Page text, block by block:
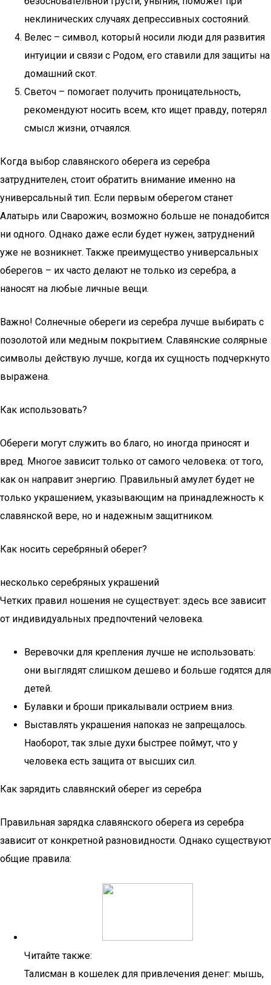
неклинических случаях депрессивных состояний.
Велес – символ, который носили люди для развития
интуиции и связи с Родом, его ставили для защиты на
домашний скот.
Светоч – помогает получить проницательность,
рекомендуют носить всем, кто ищет правду, потерял
смысл жизни, отчаялся.
Когда выбор славянского оберега из серебра
затруднителен, стоит обратить внимание именно на
универсальный тип. Если первым оберегом станет
Алатырь или Сварожич, возможно больше не понадобится
ни одного. Однако даже если будет нужен, затруднений
уже не возникнет. Также преимущество универсальных
оберегов – их часто делают не только из серебра, а
наносят на любые личные вещи.
Важно! Солнечные обереги из серебра лучше выбирать с
позолотой или медным покрытием. Славянские солярные
символы действую лучше, когда их сущность подчеркнуто
выражена.
Как использовать?
Обереги могут служить во благо, но иногда приносят и
вред. Многое зависит только от самого человека: от того,
как он направит энергию. Правильный амулет будет не
только украшением, указывающим на принадлежность к
славянской вере, но и надежным защитником.
Как носить серебряный оберег?
несколько серебряных украшений
Четких правил ношения не существует: здесь все зависит
от индивидуальных предпочтений человека.
Веревочки для крепления лучше не использовать:
они выглядят слишком дешево и больше годятся для
детей.
Булавки и броши прикалывали острием вниз.
Выставлять украшения напоказ не запрещалось.
Наоборот, так злые духи быстрее поймут, что у
человека есть защита от высших сил.
Как зарядить славянский оберег из серебра
Правильная зарядка славянского оберега из серебра
зависит от конкретной разновидности. Однако существуют
общие правила:
Читайте также:
Талисман в кошелек для привлечения денег: мышь,